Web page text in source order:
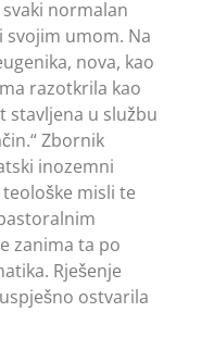
normalan
svojim umom. Na
nova, kao
razotkrila kao
stavljena u službu
Zbornik
inozemni
misli te
zanima ta po
Rješenje
ostvarila